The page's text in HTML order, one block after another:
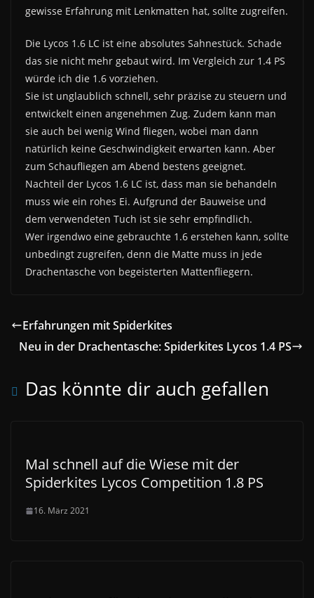
gewisse Erfahrung mit Lenkmatten hat, sollte zugreifen.
Die Lycos 1.6 LC ist eine absolutes Sahnestück. Schade
das sie nicht mehr gebaut wird. Im Vergleich zur 1.4 PS
würde ich die 1.6 vorziehen.
Sie ist unglaublich schnell, sehr präzise zu steuern und
entwickelt einen angenehmen Zug. Zudem kann man
sie auch bei wenig Wind fliegen, wobei man dann
natürlich keine Geschwindigkeit erwarten kann. Aber
zum Schaufliegen am Abend bestens geeignet.
Nachteil der Lycos 1.6 LC ist, dass man sie behandeln
muss wie ein rohes Ei. Aufgrund der Bauweise und
dem verwendeten Tuch ist sie sehr empfindlich.
Wer irgendwo eine gebrauchte 1.6 erstehen kann, sollte
unbedingt zugreifen, denn die Matte muss in jede
Drachentasche von begeisterten Mattenfliegern.
Erfahrungen mit Spiderkites
Neu in der Drachentasche: Spiderkites Lycos 1.4 PS
Das könnte dir auch gefallen
Mal schnell auf die Wiese mit der
Spiderkites Lycos Competition 1.8 PS
16. März 2021